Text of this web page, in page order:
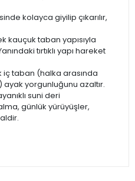
kolayca giyilip çıkarılır,
kauçuk taban yapısıyla
tırtıklı yapı hareket
taban (halka arasında
yorgunluğunu azaltır.
suni deri
günlük yürüyüşler,